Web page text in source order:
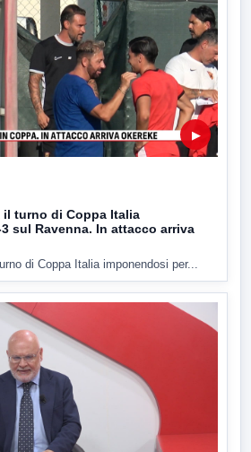
▶
il turno di Coppa Italia
sul Ravenna. In attacco arriva
di Coppa Italia imponendosi per...